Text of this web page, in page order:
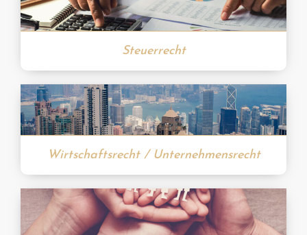
Steuerrecht
Wirtschaftsrecht / Unternehmensrecht